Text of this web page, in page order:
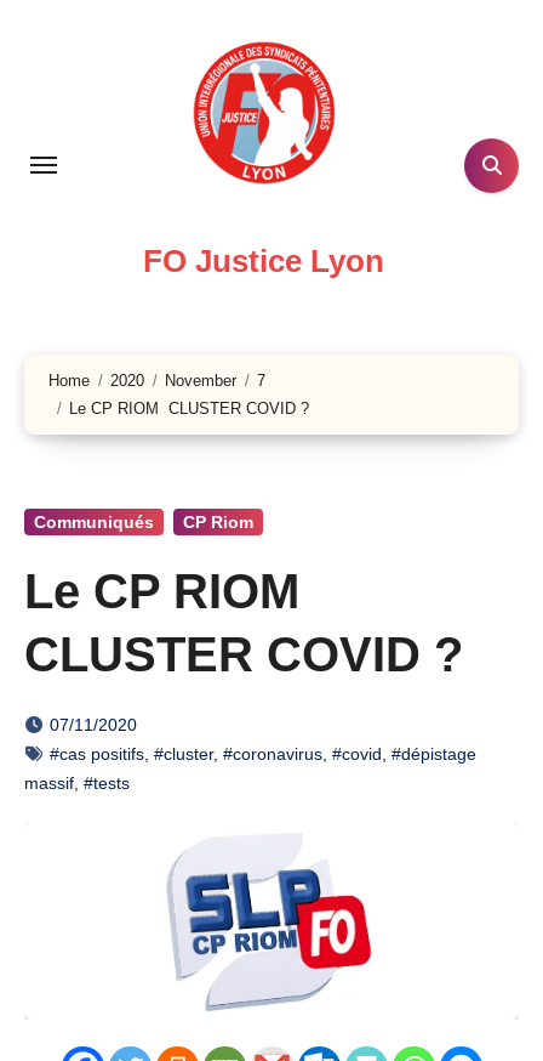
FO Justice Lyon
Home 2020 November
7
Le CP RIOM CLUSTER COVID ?
Communiqués CP Riom
Le CP RIOM
CLUSTER COVID ?
07/11/2020
#cas positifs #cluster, #coronavirus #covid #dépistage
massif #tests